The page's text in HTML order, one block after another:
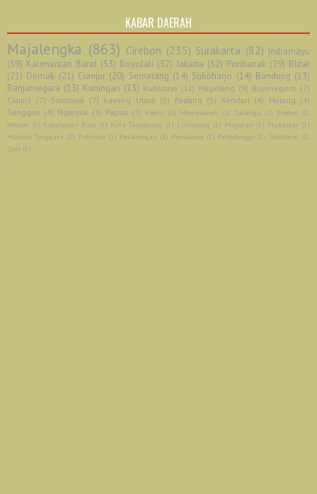
KABAR DAERAH
Majalengka (863) Cirebon (235) Surakarta (82) Indramayu
(59) Kalimantan Barat (53) Boyolali (52) Jakarta (52) Pontianak (29) Blitar
(21) Demak (21) Cianjur (20) Semarang (14) Sukoharjo (14) Bandung (13)
Banjarnegara (13) Kuningan (13) Kuburaya (12) Magelang (9) Bojonegoro (7)
Ciamis (7) Surabaya (7) Kayong Utara (5) Padang (5) Kendari (4) Malang (4)
Sanggau (4) Nganjuk (3) Papua (3) Kediri (2) Mempawah (2) Salatiga (2) Brebes (1)
Jember (1) Kepulauan Riau (1) Kota Tangerang (1) Lumajang (1) Magetan (1) Makassar (1)
Maluku Tenggara (1) Pakistan (1) Pekalongan (1) Pemalang (1) Probolinggo (1) Sidoharjo (1)
Solo (1)